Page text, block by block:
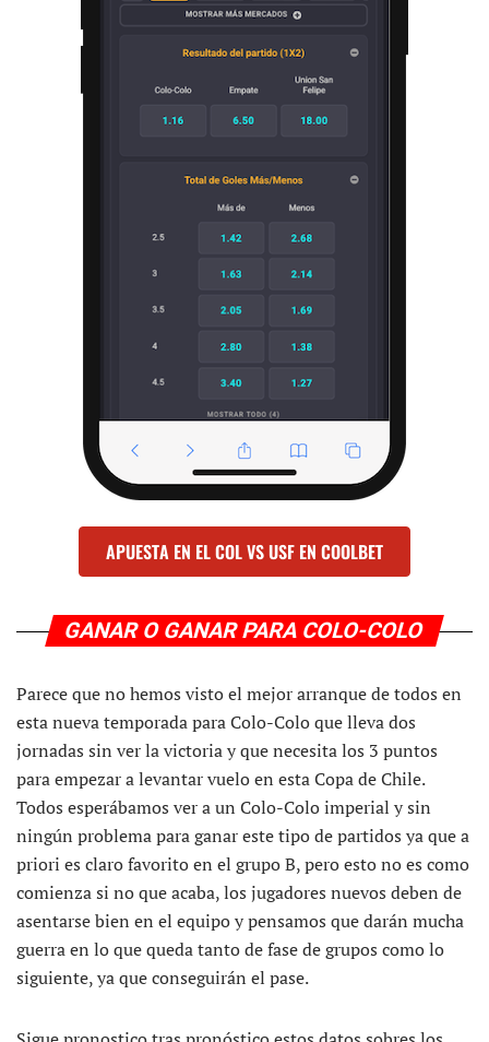
APUESTA EN EL COL VS USF EN COOLBET
GANAR O GANAR PARA COLO-COLO
Parece que no hemos visto el mejor arranque de todos en
esta nueva temporada para Colo-Colo que lleva dos
jornadas sin ver la victoria y que necesita los 3 puntos
para empezar a levantar vuelo en esta Copa de Chile.
Todos esperábamos ver a un Colo-Colo imperial y sin
ningún problema para ganar este tipo de partidos ya que a
priori es claro favorito en el grupo B, pero esto no es como
comienza si no que acaba, los jugadores nuevos deben de
asentarse bien en el equipo y pensamos que darán mucha
guerra en lo que queda tanto de fase de grupos como lo
siguiente, ya que conseguirán el pase.